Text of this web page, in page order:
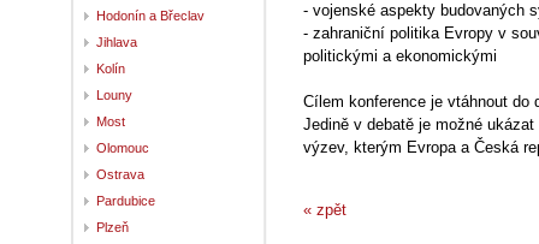
- vojenské aspekty budovaných
- zahraniční politika Evropy v
politickými a ekonomickými
Cílem konference je vtáhnout do
Jedině v debatě je možné
výzev, kterým Evropa a Česká
« zpět
Hodonín a Břeclav
Jihlava
Kolín
Louny
Most
Olomouc
Ostrava
Pardubice
Plzeň